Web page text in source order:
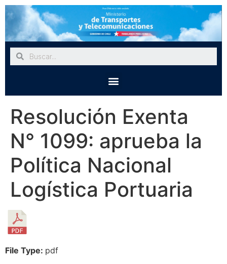
Resolución Exenta
N° 1099: aprueba la
Política Nacional
Logística Portuaria
File Type: pdf